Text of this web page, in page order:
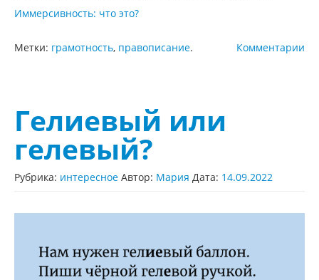
Иммерсивность: что это?
Комментарии
Метки: грамотность, правописание.
Гелиевый или
гелевый?
Рубрика: интересное Автор: Мария Дата: 14.09.2022